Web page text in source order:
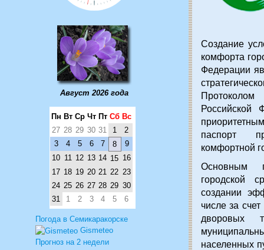
Август 2026 года
Пн Вт Ср Чт Пт Сб Вс
27 28 29 30 31 1
2
3
4 5 6 7 8
9
10 11 12 13 14 15 16
17 18 19 20 21 22 23
24 25 26 27 28 29 30
31
1 2 3 4 5 6
Погода в Семикаракорске
Gismeteo
Прогноз на 2 недели
Создание
комфорта
Федерации
Российской
паспорт
комфортной
Основным
городской
создании
числе за
дворовых
населенных